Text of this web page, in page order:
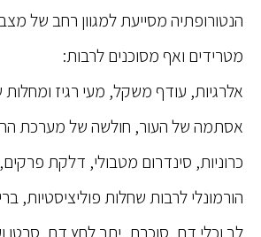
הנטורופתיה מסייעת למגוון רחב של
מטרידים ואף מסוכנים לרבות:
אלרגיות, עודף משקל, מעי רגיז
אסתמה של העור, חולשה של מערכת
כרוניות, סינדרום מטבולי, דלקת פרקים,
הורמונלי לרבות שחלות פוליציסטיות,